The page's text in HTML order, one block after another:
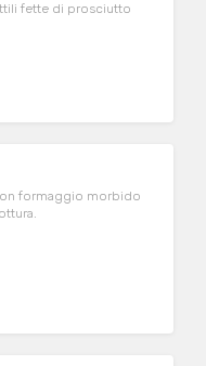
fette di prosciutto
formaggio morbido